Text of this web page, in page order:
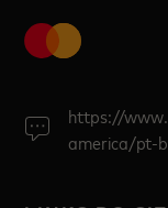
https://
america/pt-